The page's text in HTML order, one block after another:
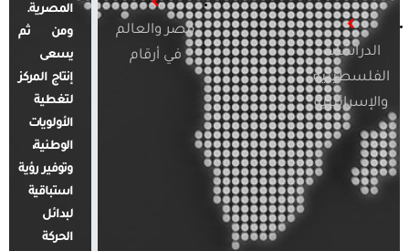
الدراسات
الفلسطينية
والإسرائيلية
مصر والعالم
في أرقام
المصرية.
ومن ثم
يسعى
إنتاج المركز
لتغطية
الأولويات
الوطنية،
وتوفير رؤية
استباقية
لبدائل
الحركة